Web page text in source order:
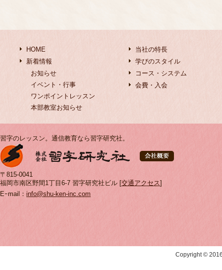
HOME
新着情報
お知らせ
イベント・行事
ワンポイントレッスン
本部教室お知らせ
当社の特長
学びのスタイル
コース・システム
会費・入会
習字のレッスン。通信教育なら習字研究社。
〒815-0041
福岡市南区野間1丁目6-7 習字研究社ビル [交通アクセス]
Eｰmail： info@shu-ken-inc.com
Copyright ©